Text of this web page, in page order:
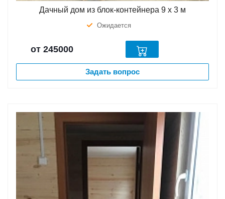
Дачный дом из блок-контейнера 9 х 3 м
Ожидается
от 245000
Задать вопрос